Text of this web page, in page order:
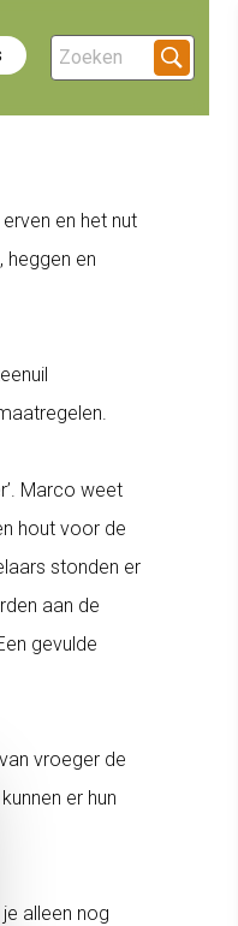
en het nut
heggen en
Marco weet
hout voor de
stonden er
aan de
gevulde
vroeger de
er hun
alleen nog